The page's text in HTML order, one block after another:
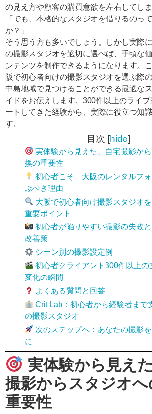
の見え方や顧客の購買意欲を左右してしま
「でも、本格的なスタジオを借りるのっ
か？」
そう思う方も多いでしょう。しかし実際
の撮影スタジオを適切に選べば、手頃な
ンテンツを制作できるようになります。
阪で初心者向けの撮影スタジオを選ぶ際
中島地域で見つけることができる最適な
イドをお伝えします。300件以上のライ
ートしてきた経験から、実際に役立つ知
す。
目次 [hide]
実体験から見えた、自宅撮影か
換の重要性
初心者こそ、大阪のレンタルフ
ぶべき理由
大阪で初心者向け撮影スタジオ
重要ポイント
初心者が陥りやすい撮影の失敗
改善策
シーン別の撮影設定例
初心者クライアント300件以上の
変化の瞬間
よくある質問と回答
Crit Lab：初心者から経験者まで
の撮影スタジオ
次のステップへ：あなたの撮影
に
実体験から見え
撮影からスタジオ
重要性